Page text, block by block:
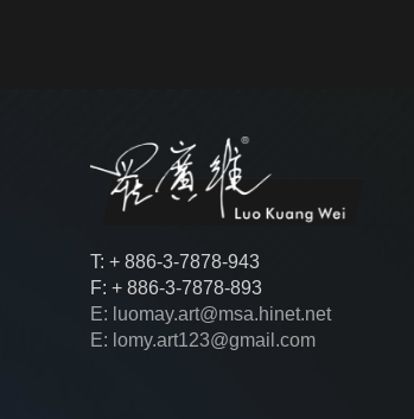
T: + 886-3-7878-943
F: + 886-3-7878-893
E: luomay.art@msa.hinet.net
E: lomy.art123@gmail.com